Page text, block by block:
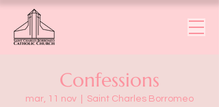
Confessions
mar, 11 nov Saint Charles Borromeo